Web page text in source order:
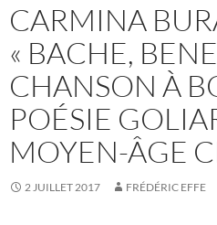
CARMINA
« BACHE,
CHANSON À
POÉSIE
MOYEN-ÂGE
2 JUILLET 2017 FRÉDÉRIC EFFE